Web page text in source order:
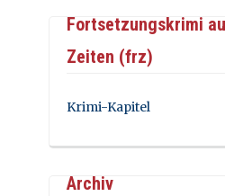
Fortsetzungskrimi
Zeiten (frz)
Krimi-Kapitel
Archiv